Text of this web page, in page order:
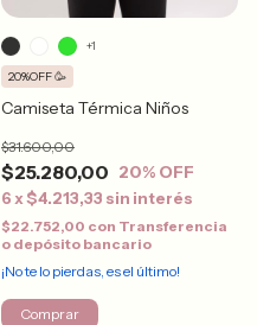
Camiseta Térmica Niños
$25.280,00
$31.600,00
20% OFF
6x$4.213,33 sin interés
20%OFF 🥳
$22.752,00 con Transferencia
o depósito bancario
¡No te lo pierdas, es el último!
+1
Comprar